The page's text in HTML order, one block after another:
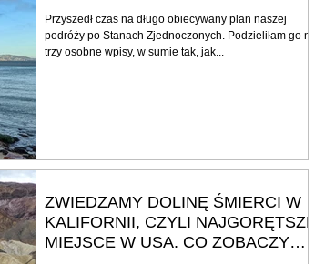
Przyszedł czas na długo obiecywany plan naszej
podróży po Stanach Zjednoczonych. Podzieliłam go na
trzy osobne wpisy, w sumie tak, jak...
ZWIEDZAMY DOLINĘ ŚMIERCI W
KALIFORNII, CZYLI NAJGORĘTSZE
MIEJSCE W USA. CO ZOBACZYĆ